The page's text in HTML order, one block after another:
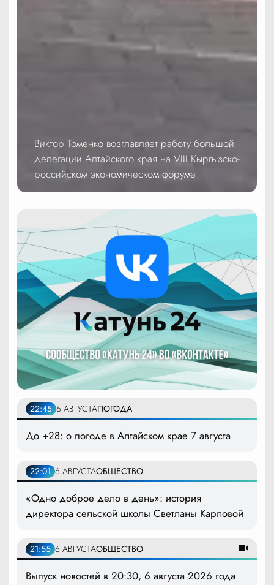
Виктор Томенко возглавляет работу большой
делегации Алтайского края на VIII Кыргызско-
российском экономическом форуме
22:45 6 АВГУСТАПОГОДА
До +28: о погоде в Алтайском крае 7 августа
22:01 6 АВГУСТАОБЩЕСТВО
«Одно доброе дело в день»: история
директора сельской школы Светланы Карловой
21:55 6 АВГУСТАОБЩЕСТВО
Выпуск новостей в 20:30, 6 августа 2026 года